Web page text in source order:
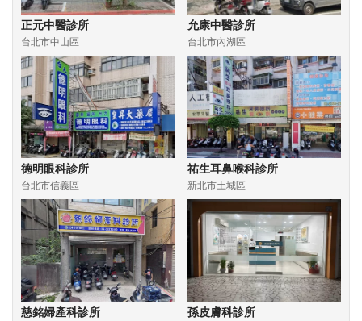
正元中醫診所
台北市中山區
允康中醫診所
台北市內湖區
德明眼科診所
台北市信義區
祐生耳鼻喉科診所
新北市土城區
慈銘婦產科診所 孫皮膚科診所